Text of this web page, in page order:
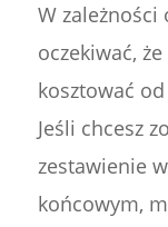
W zależności
oczekiwać,
kosztować
Jeśli chcesz
zestawienie
końcowym,